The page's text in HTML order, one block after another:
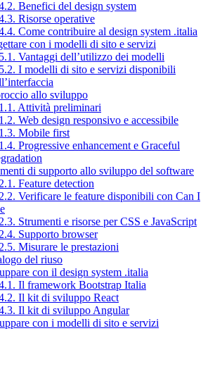
Benefici del design system
Risorse operative
Come contribuire al design system .italia
con i modelli di sito e servizi
Vantaggi dell’utilizzo dei modelli
I modelli di sito e servizi disponibili
allo sviluppo
Attività preliminari
Web design responsivo e accessibile
Mobile first
Progressive enhancement e Graceful
di supporto allo sviluppo del software
Feature detection
Verificare le feature disponibili con Can I
Strumenti e risorse per CSS e JavaScript
Supporto browser
Misurare le prestazioni
del riuso
con il design system .italia
Il framework Bootstrap Italia
Il kit di sviluppo React
Il kit di sviluppo Angular
con i modelli di sito e servizi